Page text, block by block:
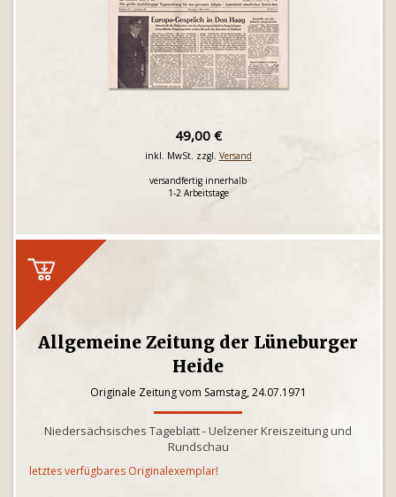
49,00 €
inkl. MwSt. zzgl. Versand
versandfertig innerhalb
1-2 Arbeitstage
Allgemeine Zeitung der Lüneburger
Heide
Originale Zeitung vom Samstag, 24.07.1971
Niedersächsisches Tageblatt - Uelzener Kreiszeitung und
Rundschau
letztes verfügbares Originalexemplar!